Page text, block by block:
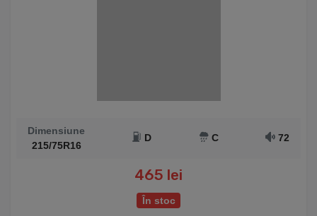
Dimensiune
215/75R16
D C 72
465 lei
În stoc